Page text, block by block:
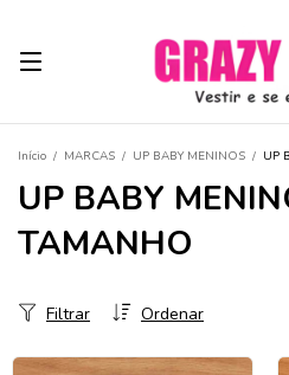
Início / MARCAS / UP BABY MENINOS / UP
UP BABY
TAMANHO
Ordenar
Filtrar